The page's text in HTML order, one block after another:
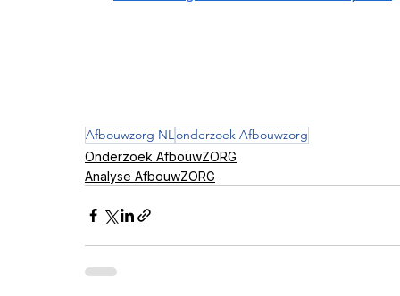
Afbouwzorg NLonderzoek Afbouwzorg
Onderzoek AfbouwZORG
Analyse AfbouwZORG